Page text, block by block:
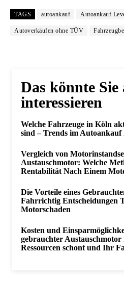
TAGS autoankauf Autoankauf
Autoverkäufen ohne TÜV
Das könnte Sie
interessieren
Welche Fahrzeuge in Köln
sind – Trends im Autoankauf
Vergleich von
Austauschmotor: Welche
Rentabilität Nach Einem
Die Vorteile eines
Fahrrichtig Entscheidungen
Motorschaden
Kosten und
gebrauchter Austauschmotor
Ressourcen schont und Ihr